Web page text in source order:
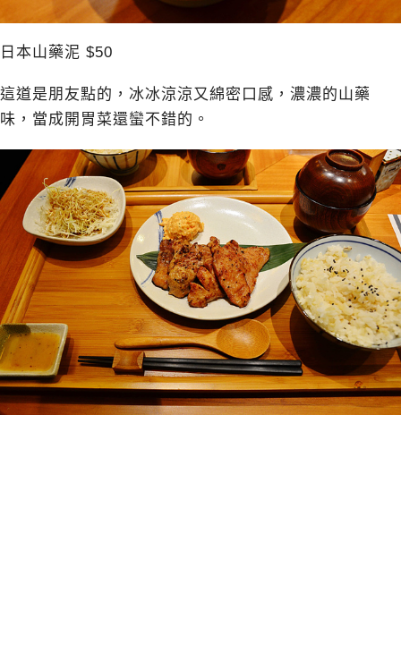
日本山藥泥 $50
這道是朋友點的，冰冰涼涼又綿密口感，濃濃的山藥
味，當成開胃菜還蠻不錯的。